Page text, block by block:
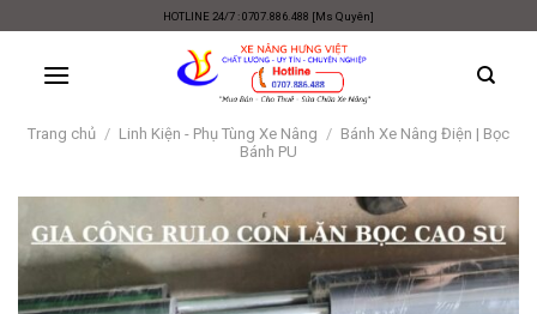
content
HOTLINE 24/7 : 0707.886.488 [Ms Quyên]
Trang chủ / Linh Kiện - Phụ Tùng Xe Nâng / Bánh Xe Nâng Điện | Bọc
Bánh PU